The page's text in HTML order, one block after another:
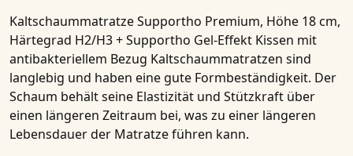
Kaltschaummatratze Supportho Premium, Höhe 18 cm,
Härtegrad H2/H3 + Supportho Gel-Effekt Kissen mit
antibakteriellem Bezug Kaltschaummatratzen sind
langlebig und haben eine gute Formbeständigkeit. Der
Schaum behält seine Elastizität und Stützkraft über
einen längeren Zeitraum bei, was zu einer längeren
Lebensdauer der Matratze führen kann.